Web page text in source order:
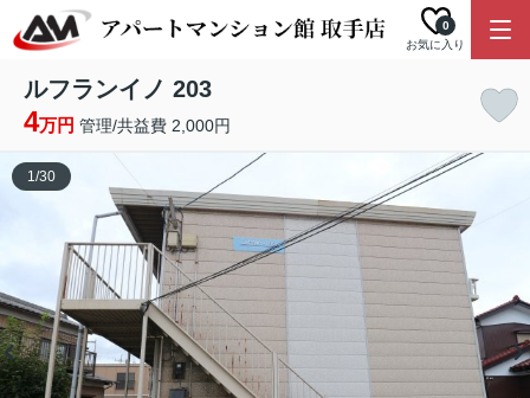
お気に入り
0
ルフランイノ 203
4万円 管理/共益費 2,000円
1/30